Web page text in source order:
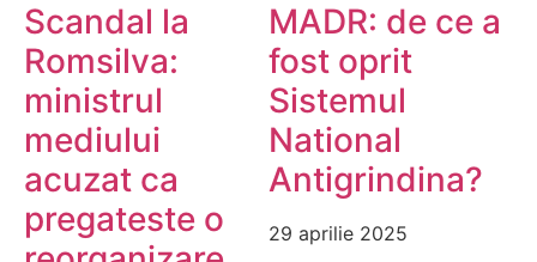
Scandal la
Romsilva:
ministrul
mediului
acuzat ca
pregateste o
MADR: de ce a
fost oprit
Sistemul
National
Antigrindina?
29 aprilie 2025